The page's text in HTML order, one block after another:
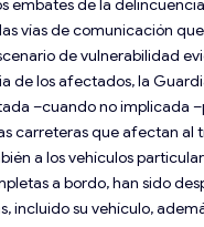
vías de comunicación
de vulnerabilidad
de los afectados, la
–cuando no implicada
carreteras que afectan al
a los vehículos
a bordo, han sido
incluido su vehículo,